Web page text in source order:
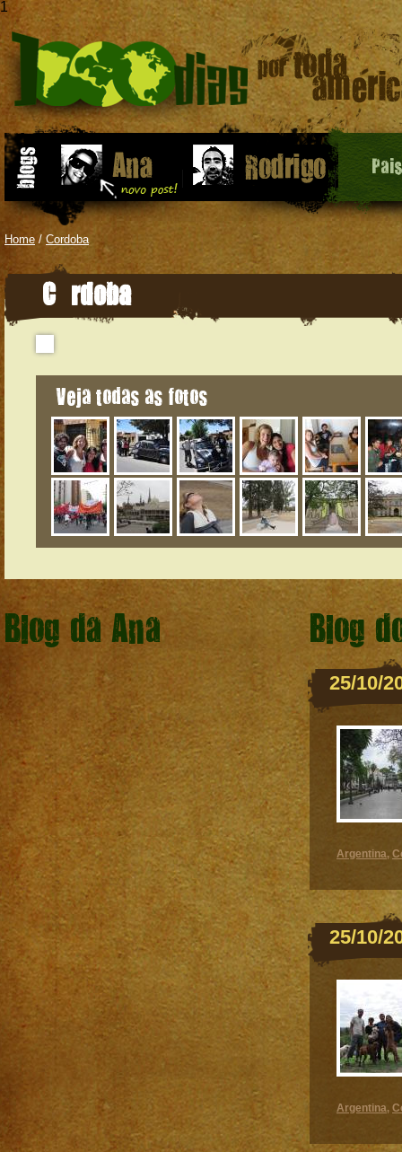
1
Home / Cordoba
Córdoba
Veja todas as fotos
Blog da Ana Blog
25/10/
Argentina,
25/10/
Argentina,